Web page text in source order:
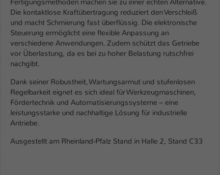
Fertigungsmethoden machen sie zu einer echten Alternative.
Die kontaktlose Kraftübertragung reduziert den Verschleiß
und macht Schmierung fast überflüssig. Die elektronische
Steuerung ermöglicht eine flexible Anpassung an
verschiedene Anwendungen. Zudem schützt das Getriebe
vor Überlastung, da es bei zu hoher Belastung rutschfrei
nachgibt.
Dank seiner Robustheit, Wartungsarmut und stufenlosen
Regelbarkeit eignet es sich ideal für Werkzeugmaschinen,
Fördertechnik und Automatisierungssysteme – eine
leistungsstarke und nachhaltige Lösung für industrielle
Antriebe.
Ausgestellt am Rheinland-Pfalz Stand in Halle 2, Stand C33
Zweck
Einstellungen. Unter anderem eine zufällig
generierte ID, für die historische
Speicherung Ihrer vorgenommen
Einstellungen, falls der Webseiten-
Betreiber dies eingestellt hat.
Name fe_typo_user / PHPSESSID
Anbieter TYPO3
Laufzeit
Dieses Cookie ist ein Standard-Session-